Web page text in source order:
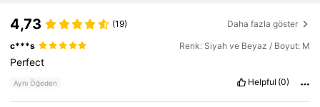
4,73 (19) Daha fazla göster
c***s Renk: Siyah ve Beyaz / Boyut: M
Perfect
Aynı Öğeden Helpful (0)